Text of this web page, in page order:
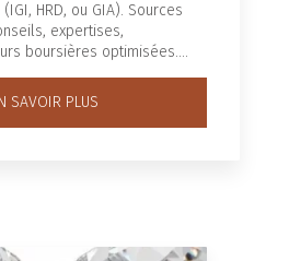
HRD, ou GIA). Sources
expertises,
boursières optimisées....
SAVOIR PLUS